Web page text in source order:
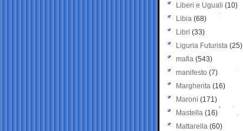
Liberi e Uguali (10)
Libia (68)
Libri (33)
Liguria Futurista (25)
mafia (543)
manifesto (7)
Margherita (16)
Maroni (171)
Mastella (16)
Mattarella (60)